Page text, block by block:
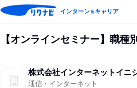
インターン＆キャリア
【オンラインセミナー】職種
株式会社インターネットイニ
通信・インターネット